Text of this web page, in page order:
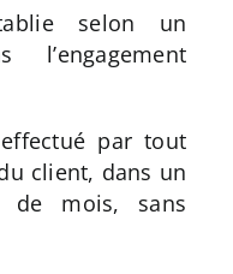
selon un
par tout
client, dans un
mois, sans